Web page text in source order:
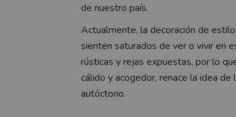
de nuestro país.
Actualmente, la decoración de
sienten saturados de ver o vivir en
rústicas y rejas expuestas, por lo
cálido y acogedor, renace la idea de
autóctono.